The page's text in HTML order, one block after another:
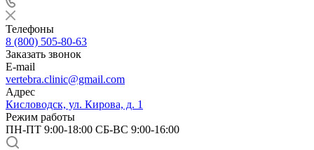
Телефоны
8 (800) 505-80-63
Заказать звонок
E-mail
vertebra.clinic@gmail.com
Адрес
Кисловодск, ул. Кирова, д. 1
Режим работы
ПН-ПТ 9:00-18:00 СБ-ВС 9:00-16:00